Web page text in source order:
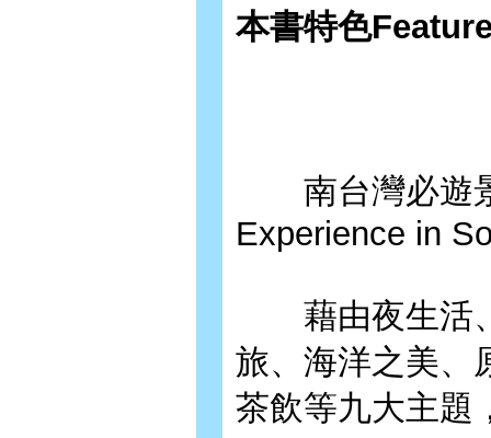
本書特色
南台灣必遊景
Experience in
藉由夜生活、
旅、海洋之美、
茶飲等九大主題